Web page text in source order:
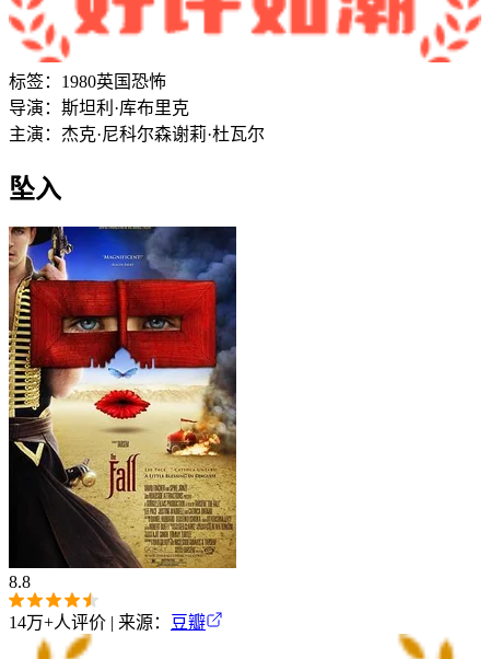
标签： 1980英国恐怖
导演： 斯坦利·库布里克
主演： 杰克·尼科尔森谢莉·杜瓦尔
坠入
8.8
14万+人评价 | 来源： 豆瓣